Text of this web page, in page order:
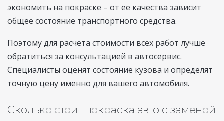
экономить на покраске – от ее качества зависит
общее состояние транспортного средства.
Поэтому для расчета стоимости всех работ лучше
обратиться за консультацией в автосервис.
Специалисты оценят состояние кузова и определят
точную цену именно для вашего автомобиля.
Сколько стоит покраска авто с заменой